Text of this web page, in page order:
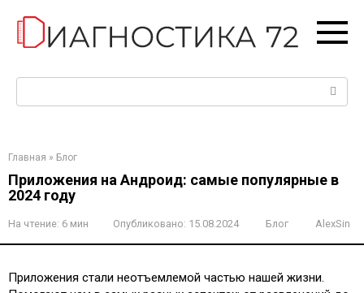
контенту
Главная » Блог
Приложения на Андроид: самые популярные в
2024 году
На чтение: 6 мин Опубликовано: 15.08.2024 Блог AlexSin
Приложения стали неотъемлемой частью нашей жизни.